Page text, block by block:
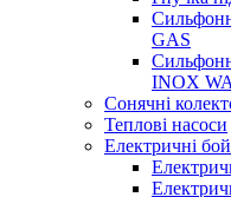
GAS
INOX
Сонячні
Теплові насоси
Електричні